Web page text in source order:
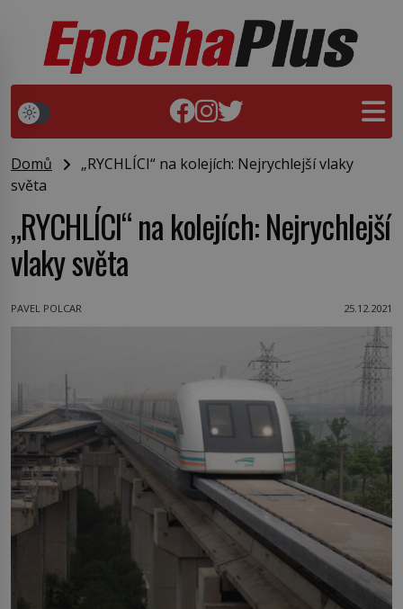
Domů
„RYCHLÍCI“ na kolejích: Nejrychlejší vlaky
světa
„RYCHLÍCI“ na kolejích: Nejrychlejší
vlaky světa
PAVEL POLCAR 25.12.2021